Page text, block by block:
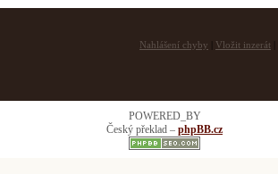
Nahlášení chyby Vložit inzerát
POWERED_BY
Český překlad – phpBB.cz